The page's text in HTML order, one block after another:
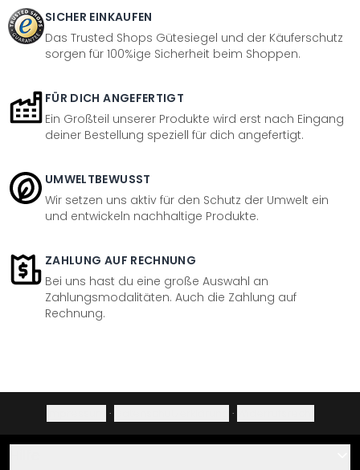
SICHER EINKAUFEN
Das Trusted Shops Gütesiegel und der Käuferschutz
sorgen für 100%ige Sicherheit beim Shoppen.
FÜR DICH ANGEFERTIGT
Ein Großteil unserer Produkte wird erst nach Eingang
deiner Bestellung speziell für dich angefertigt.
UMWELTBEWUSST
Wir setzen uns aktiv für den Schutz der Umwelt ein
und entwickeln nachhaltige Produkte.
ZAHLUNG AUF RECHNUNG
Bei uns hast du eine große Auswahl an
Zahlungsmodalitäten. Auch die Zahlung auf
Rechnung.
· ·